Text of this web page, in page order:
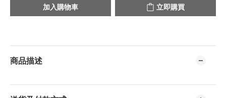
加入購物車 立即購買
商品描述